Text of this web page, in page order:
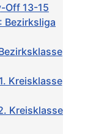
Off 13-15
Bezirksliga
Kreisklasse
Kreisklasse